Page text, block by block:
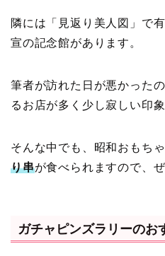
隣には「見返り美人図」で
宣の記念館があります。
筆者が訪れた日が悪かった
るお店が多く少し寂しい印象
そんな中でも、昭和おもち
り串が食べられますので、
ガチャピンズラリーのお